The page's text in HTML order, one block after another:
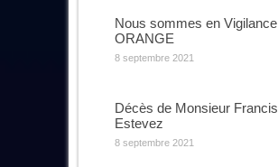
Nous sommes en Vigilance
ORANGE
8 septembre 2021
Décès de Monsieur Francis
Estevez
8 septembre 2021